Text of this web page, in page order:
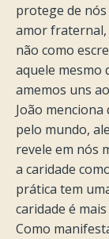
protege de nós
amor fraternal,
não como
aquele mesmo
amemos uns
João
pelo mundo,
revele em nós
a caridade
prática tem
caridade é
Como